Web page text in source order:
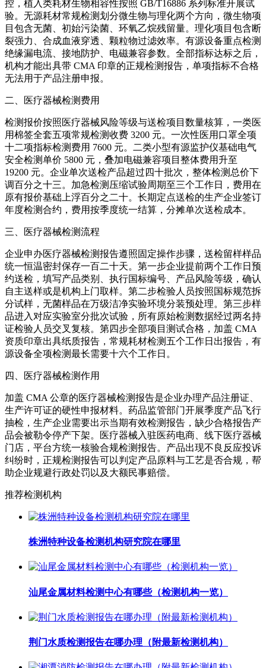
控，植入类耗材生物相容性按照 GB/T16886 系列标准开展试
验。无源耗材常规检测划分微生物与理化两个方向，微生物项
目包含无菌、初始污染菌、环氧乙烷残留量。理化项目包含断
裂强力、合成血液穿透、颗粒物过滤效率。有源设备重点检测
绝缘漏电流、接地防护、电磁兼容参数。全部指标达标之后，
机构才能出具带 CMA 印章的正规检测报告，单项指标不合格
无法用于产品注册申报。
二、医疗器械检测费用
检测报价按照医疗器械风险等级与送检项目数量核算，一类医
用棉签全套五项常规检测收费 3200 元。一次性医用口罩全项
十二项指标检测费用 7600 元。二类小型有源监护仪基础电气
安全检测单价 5800 元，叠加电磁兼容项目整体费用升至
19200 元。企业单次送检产品超过四十批次，整体检测总价下
调百分之十三。加急检测压缩试验周期至三个工作日，费用在
原有报价基础上浮百分之二十。长期定点送检的生产企业签订
年度检测合约，费用按季度统一结算，分摊单次送检成本。
三、医疗器械检测流程
企业申办医疗器械检测报告遵照固定操作步骤，送检留样样品
统一恒温密封保存一百二十天。第一步企业提前两个工作日预
约送检，填写产品类别、执行国标编号、产品风险等级，确认
自主送样或是机构上门取样。第二步检验人员按照国标规范拆
分试样，无菌样品在万级洁净实验环境分装预处理。第三步样
品进入对应实验室分批次试验，所有原始检测数据经过两名持
证检验人员交叉复核。第四步全部项目测试合格，加盖 CMA
资质印章出具纸质报告，常规耗材检测五个工作日出报告，有
源设备全项检测最长需要十六个工作日。
四、医疗器械检测作用
加盖 CMA 公章的医疗器械检测报告是企业办理产品注册证、
生产许可证的硬性申报材料。药品监管部门开展季度产品飞行
抽检，生产企业需要出示当期有效检测报告，缺少合格报告产
品会被勒令停产下架。医疗器械入驻医药电商、线下医疗器械
门店，平台方统一核验合规检测报告。产品出现不良反应投诉
纠纷时，正规检测报告可以判定产品原料与工艺是否合规，帮
助企业规避行政处罚以及大额民事赔偿。
推荐检测机构
株洲特种设备检测机构研究院在哪里
汕尾金属材料检测中心有哪些（检测机构一览）
荆门水质检测报告在哪办理（附最新检测机构）